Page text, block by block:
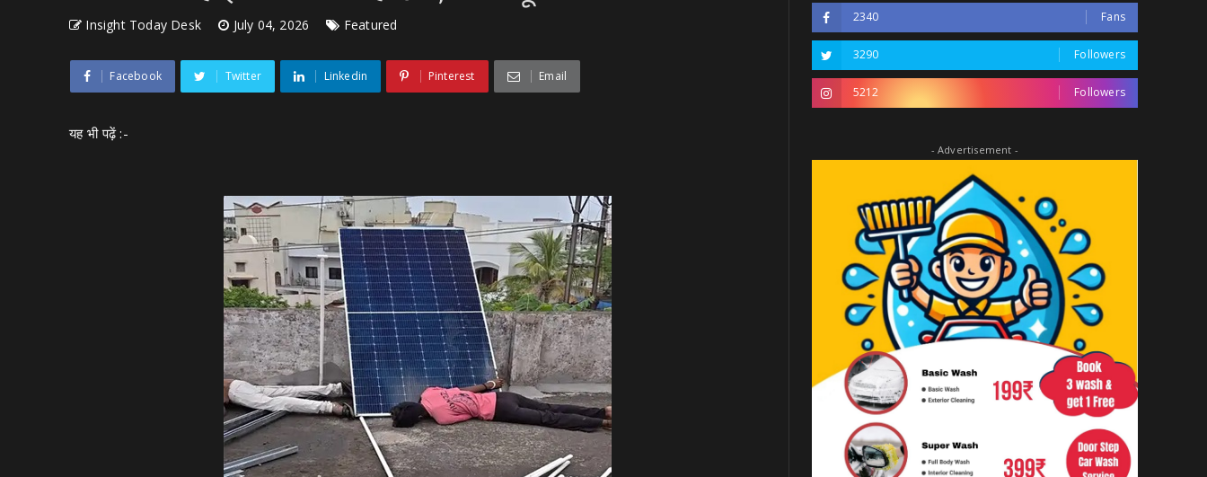
Insight Today Desk July 04, 2026 Featured
Facebook Twitter Linkedin Pinterest Email
यह भी पढ़ें :-
2340 Fans
3290 Followers
5212 Followers
- Advertisement -